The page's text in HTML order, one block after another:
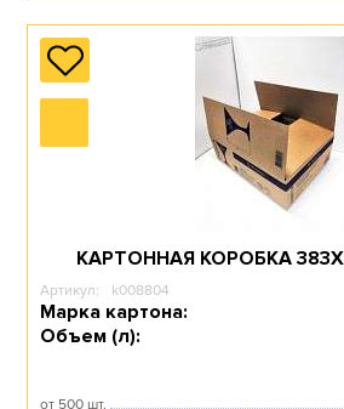
КАРТОННАЯ КОРОБКА
Артикул: k008804
Марка картона:
Объем (л):
от 500 шт.